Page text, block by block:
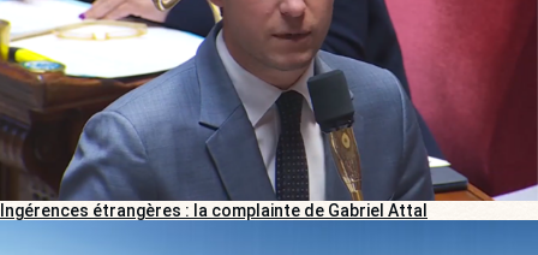
Ingérences étrangères : la complainte de Gabriel Attal